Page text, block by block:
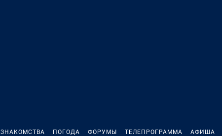
ЗНАКОМСТВА ПОГОДА ФОРУМЫ ТЕЛЕПРОГРАММА АФИША